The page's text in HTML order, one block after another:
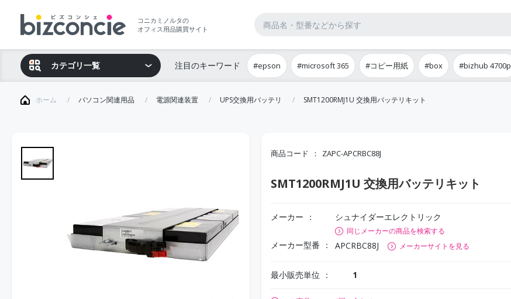
コニカミノルタの
オフィス用品購買サイト
カテゴリ一覧 注目のキーワード #epson #microsoft 365 #コピー用紙 #box #bizhub 4700p
ホーム パソコン関連用品 電源関連装置 UPS交換用バッテリ SMT1200RMJ1U 交換用バッテリキット
商品コード ZAPC-APCRBC88J
SMT1200RMJ1U 交換用バッテリキット
メーカー シュナイダーエレクトリック
同じメーカーの商品を検索する
メーカー型番 APCRBC88J メーカーサイトを見る
最小販売単位 1